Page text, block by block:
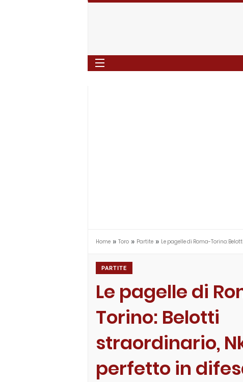
Home » Toro » Partite » Le pagelle di Roma-Torino:
PARTITE
Le pagelle di
Torino: Belotti
straordinario,
perfetto in